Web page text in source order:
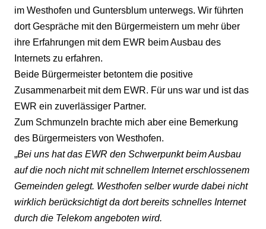
im Westhofen und Guntersblum unterwegs. Wir führten
dort Gespräche mit den Bürgermeistern um mehr über
ihre Erfahrungen mit dem EWR beim Ausbau des
Internets zu erfahren.
Beide Bürgermeister betontem die positive
Zusammenarbeit mit dem EWR. Für uns war und ist das
EWR ein zuverlässiger Partner.
Zum Schmunzeln brachte mich aber eine Bemerkung
des Bürgermeisters von Westhofen.
„Bei uns hat das EWR den Schwerpunkt beim Ausbau
auf die noch nicht mit schnellem Internet erschlossenem
Gemeinden gelegt. Westhofen selber wurde dabei nicht
wirklich berücksichtigt da dort bereits schnelles Internet
durch die Telekom angeboten wird.